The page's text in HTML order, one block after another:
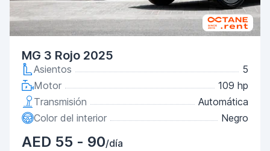
MG 3 Rojo 2025
Asientos
5
Motor
109 hp
Transmisión
Automática
Color del interior
Negro
AED 55 - 90/día